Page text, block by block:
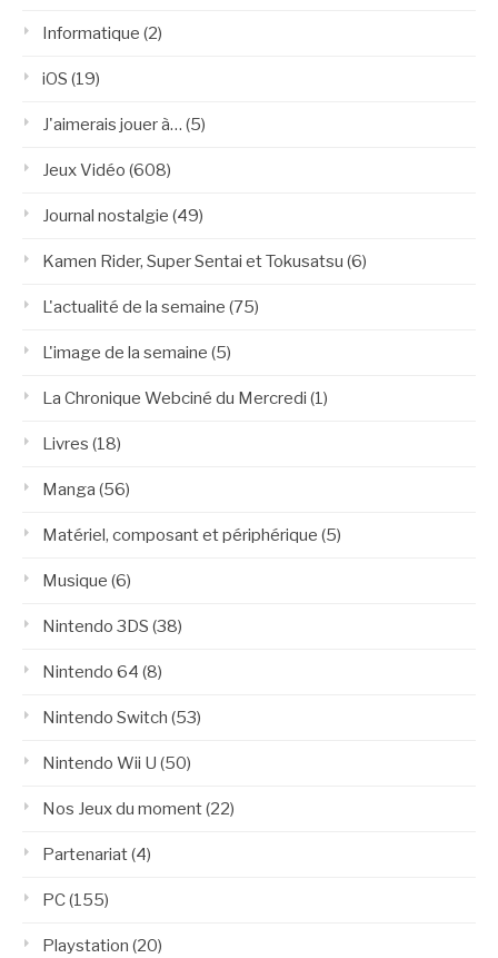
Informatique (2)
iOS (19)
J'aimerais jouer à… (5)
Jeux Vidéo (608)
Journal nostalgie (49)
Kamen Rider, Super Sentai et Tokusatsu (6)
L'actualité de la semaine (75)
L'image de la semaine (5)
La Chronique Webciné du Mercredi (1)
Livres (18)
Manga (56)
Matériel, composant et périphérique (5)
Musique (6)
Nintendo 3DS (38)
Nintendo 64 (8)
Nintendo Switch (53)
Nintendo Wii U (50)
Nos Jeux du moment(22)
Partenariat(4)
PC(155)
Playstation (20)